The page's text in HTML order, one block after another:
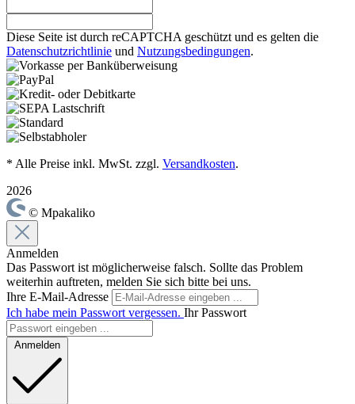
Diese Seite ist durch reCAPTCHA geschützt und es gelten die
Datenschutzrichtlinie und Nutzungsbedingungen.
* Alle Preise inkl. MwSt. zzgl. Versandkosten.
2026
© Mpakaliko
Anmelden
Das Passwort ist möglicherweise falsch. Sollte das Problem
weiterhin auftreten, melden Sie sich bitte bei uns.
Ihre E-Mail-Adresse
Ich habe mein Passwort vergessen. Ihr Passwort
Anmelden